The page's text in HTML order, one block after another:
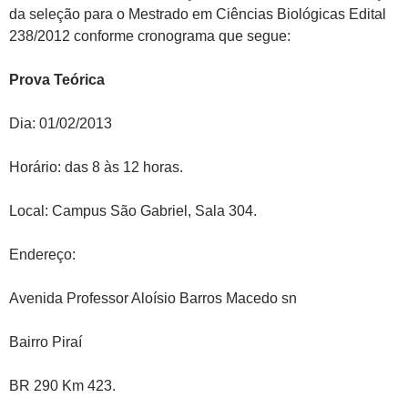
da seleção para o Mestrado em Ciências Biológicas Edital
238/2012 conforme cronograma que segue:
Prova Teórica
Dia: 01/02/2013
Horário: das 8 às 12 horas.
Local: Campus São Gabriel, Sala 304.
Endereço:
Avenida Professor Aloísio Barros Macedo sn
Bairro Piraí
BR 290 Km 423.